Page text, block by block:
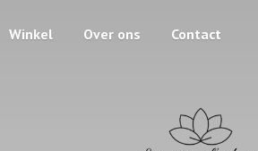
Winkel Over ons Contact